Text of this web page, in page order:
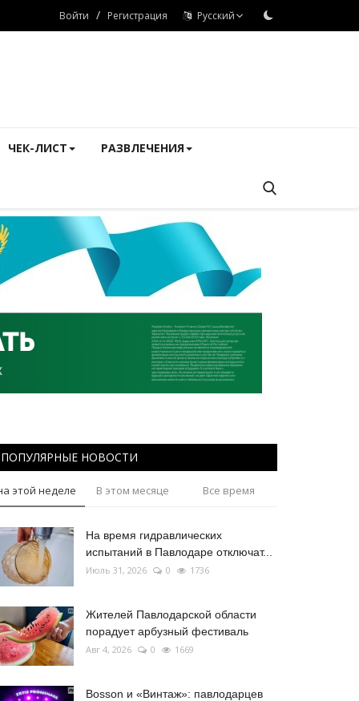
Войти / Регистрация Русский
ЧЕК-ЛИСТ РАЗВЛЕЧЕНИЯ
ПОПУЛЯРНЫЕ НОВОСТИ
этой неделе В этом месяце Все время
На время гидравлических
испытаний в Павлодаре отключат...
Июль 31, 2026 0 1736
Жителей Павлодарской области
порадует арбузный фестиваль
Авг 4, 2026 0 1669
Bosson и «Винтаж»: павлодарцев